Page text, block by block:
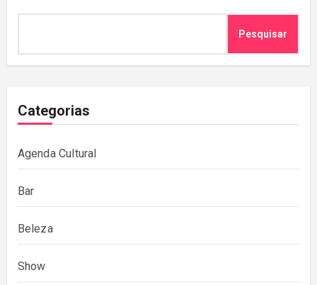
Pesquisar
Categorias
Agenda Cultural
Bar
Beleza
Show